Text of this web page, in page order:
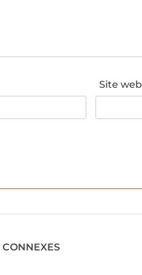
Site web